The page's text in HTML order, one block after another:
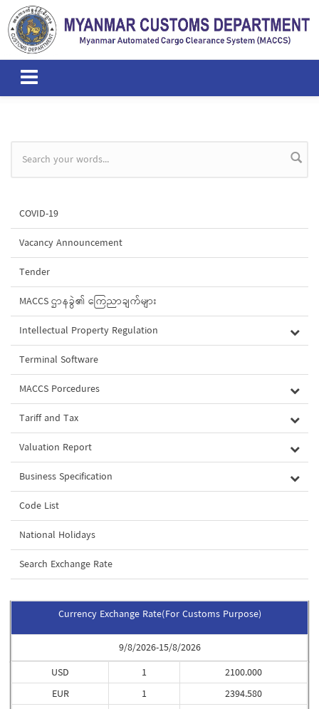
Skip to main content
Search form
COVID-19
Vacancy Announcement
Tender
MACCS ဌာနခွဲ၏ ကြေညာချက်များ
Intellectual Property Regulation
Terminal Software
MACCS Porcedures
Tariff and Tax
Valuation Report
Business Specification
Code List
National Holidays
Search Exchange Rate
Currency Exchange Rate(For Customs Purpose)
9/8/2026-15/8/2026
USD
EUR
1
1
2100.000
2394.580